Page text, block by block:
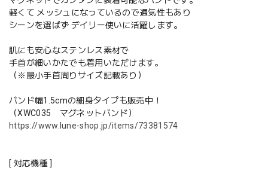
軽くて メッシュになっているので通気性もあり
シーンを選ばず デイリー使いに活躍します。
肌にも安心なステンレス素材で
手首が細いかたでも着用いただけます。
（※最小手首周りサイズ記載あり）
バンド幅1.5cmの細身タイプも販売中！
（XWC035 マグネットバンド）
https://www.lune-shop.jp/items/73381574
[ 対応機種 ]